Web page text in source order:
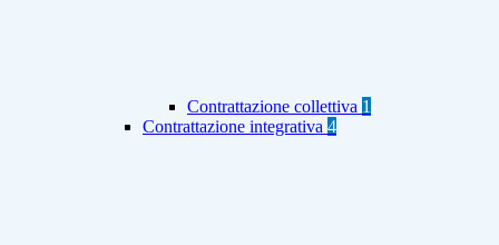
Contrattazione collettiva 1
Contrattazione integrativa 4